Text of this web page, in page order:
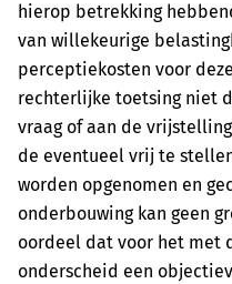
hierop betrekking
van willekeurige
perceptiekosten voor
rechterlijke toetsing niet
vraag of aan de
de eventueel vrij te
worden opgenomen en
onderbouwing kan geen
oordeel dat voor het met
onderscheid een